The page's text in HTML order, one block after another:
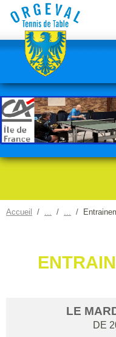
Accueil
LE
DE
Panneau de gestion des